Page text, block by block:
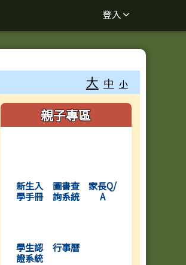
登入
大 中 小
右邊區域內容
親子專區
新生入
學手冊
圖書查
詢系統
家長Q/
A
學生認
證系統
行事曆